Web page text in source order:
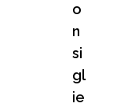
o
n
si
gl
ie